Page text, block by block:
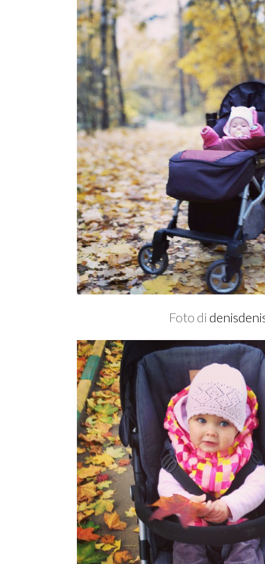
Foto di